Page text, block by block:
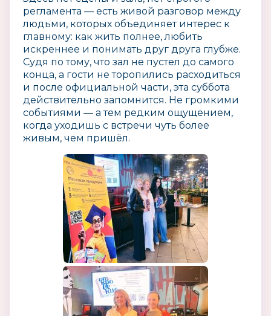
регламента — есть живой разговор между
людьми, которых объединяет интерес к
главному: как жить полнее, любить
искреннее и понимать друг друга глубже.
Судя по тому, что зал не пустел до самого
конца, а гости не торопились расходиться
и после официальной части, эта суббота
действительно запомнится. Не громкими
событиями — а тем редким ощущением,
когда уходишь с встречи чуть более
живым, чем пришёл.